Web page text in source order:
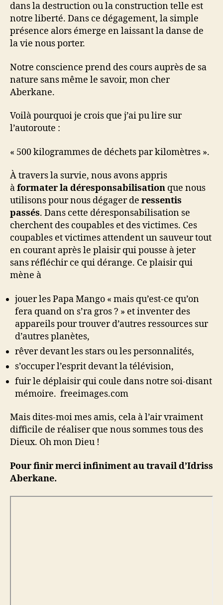
dans la destruction ou la construction telle est
notre liberté. Dans ce dégagement, la simple
présence alors émerge en laissant la danse de
la vie nous porter.
Notre conscience prend des cours auprès de sa
nature sans même le savoir, mon cher
Aberkane.
Voilà pourquoi je crois que j’ai pu lire sur
l’autoroute :
« 500 kilogrammes de déchets par kilomètres ».
À travers la survie, nous avons appris
àformater la déresponsabilisation que nous
utilisons pour nous dégager de ressentis
passés. Dans cette déresponsabilisation se
cherchent des coupables et des victimes. Ces
coupables et victimes attendent un sauveur tout
en courant après le plaisir qui pousse à jeter
sans réfléchir ce qui dérange. Ce plaisir qui
mène à
jouer les Papa Mango « mais qu’est-ce qu’on
fera quand on s’ra gros ? » et inventer des
appareils pour trouver d’autres ressources sur
d’autres planètes,
rêver devant les stars ou les personnalités,
s’occuper l’esprit devant la télévision,
fuir le déplaisir qui coule dans notre soi-disant
mémoire. freeimages.com
Mais dites-moi mes amis, cela à l’air vraiment
difficile de réaliser que nous sommes tous des
Dieux. Oh mon Dieu !
Pour finir merci infiniment au travail d’Idriss
Aberkane.